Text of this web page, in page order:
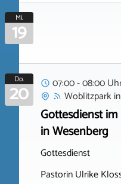
Mi.
19
Do.
20
07:00 - 08:00
Woblitzparkin
Gottesdienst
in Wesenberg
Gottesdienst
Pastorin Ulrike